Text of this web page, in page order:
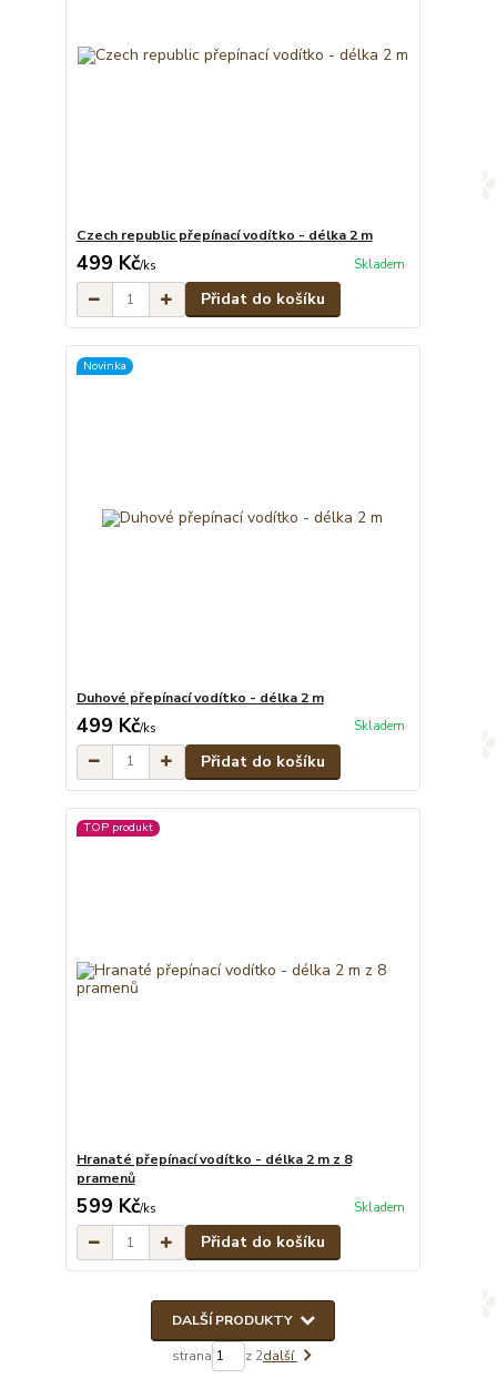
Czech republic přepínací vodítko - délka 2 m
499 Kč/ks Skladem
Přidat do košíku
Novinka
Duhové přepínací vodítko - délka 2 m
499 Kč/ks Skladem
Přidat do košíku
TOP produkt
Hranaté přepínací vodítko - délka 2 m z 8
pramenů
599 Kč/ks Skladem
Přidat do košíku
DALŠÍ PRODUKTY
strana z 2další